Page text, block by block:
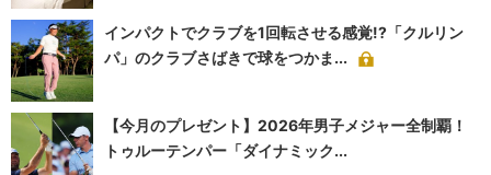
インパクトでクラブを1回転させる感覚!?「クルリン
パ」のクラブさばきで球をつかま...
【今月のプレゼント】2026年男子メジャー全制覇！
トゥルーテンパー「ダイナミック...